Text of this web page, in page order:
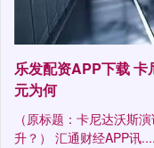
乐发配资APP下载 卡
元为何
（原标题：卡尼达沃斯
升？） 汇通财经APP讯....